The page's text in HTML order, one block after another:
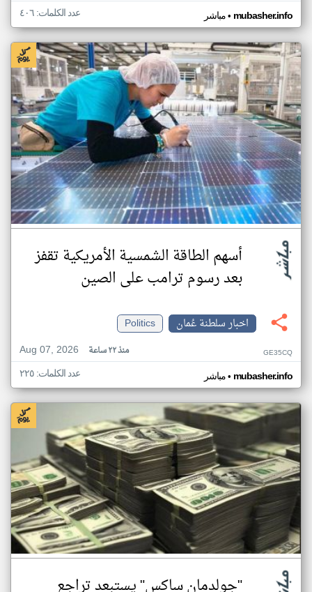
مباشر• mubasher.info عدد الكلمات: ٤٠٦
أسهم الطاقة الشمسية الأمريكية تقفز
بعد رسوم ترامب على الصين
اخبار سلطنة عُمان
Politics
Aug 07, 2026
منذ ٢٢ ساعة GE35CQ
مباشر• mubasher.info عدد الكلمات: ٢٢٥
"جولدمان ساكس" يستبعد تراجع